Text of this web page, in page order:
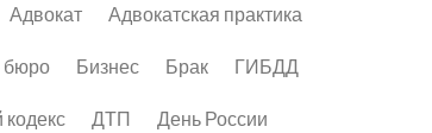
Адвокат Адвокатская практика
бюро Бизнес Брак ГИБДД
кодекс ДТП День России